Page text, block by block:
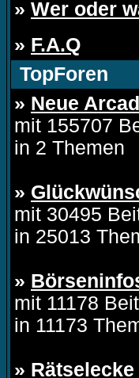
» Wer oder
» F.A.Q
TopForen
» Neue
mit 155707
in 2 Themen
»
mit 30495
in 25013
»
mit 11178
in 11173
» Rätselecke